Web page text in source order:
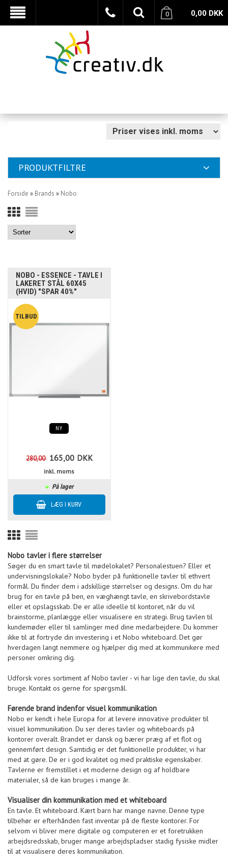
0,00 DKK
0
PRODUKTFILTRE
Forside » Brands » Nobo
NOBO - ESSENCE - TAVLE I
LAKERET STÅL 60X45
(HVID) "SPAR 40%"
NY
280,00 165,00 DKK
inkl. moms
På lager
Nobo tavler i flere størrelser
Søger du en smart tavle til mødelokalet? Personalestuen? Eller et
undervisningslokale? Nobo byder på funktionelle tavler til ethvert
formål. Du finder dem i adskillige størrelser og designs. Om du har
brug for en tavle på ben, en væghængt tavle, en skrivebordstavle
eller et opslagsskab. De er alle ideelle til kontoret, når du vil
brainstorme, planlægge eller visualisere en strategi. Brug tavlen til
kundemøder eller til samlinger med dine medarbejdere. Du kommer
ikke til at fortryde din investering i et Nobo whiteboard. Det gør
hverdagen langt nemmere og hjælper dig med at kommunikere med
personer omkring dig.
Udforsk vores sortiment af Nobo tavler - vi har lige den tavle, du skal
bruge. Kontakt os gerne for spørgsmål.
Førende brand indenfor visuel kommunikation
Nobo er kendt i hele Europa for at levere innovative produkter til
visuel kommunikation. Du ser deres tavler og whiteboards på
kontorer overalt. Brandet er dansk og bærer præg af et flot og
gennemført design. Samtidig er det funktionelle produkter, vi har
med at gøre. De er i god kvalitet og med praktiske egenskaber.
Tavlerne er fremstillet i et moderne design og af holdbare
materialer, så de kan bruges i mange år.
Visualiser din kommunikation med et whiteboard
En tavle. Et whiteboard. Kært barn har mange navne. Denne type
tilbehør er efterhånden fast inventar på de fleste kontorer. For
selvom vi bliver mere digitale og computeren er et foretrukken
arbejdsredsskab, bruger mange arbejdspladser stadig fysiske midler
til at visualisere deres kommunikation.